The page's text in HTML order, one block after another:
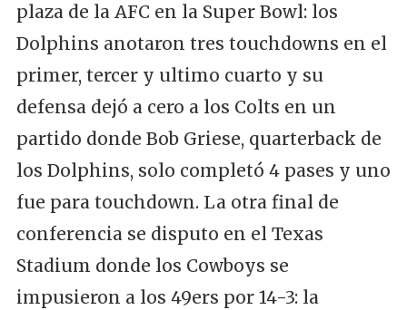
plaza de la AFC en la Super Bowl: los
Dolphins anotaron tres touchdowns en el
primer, tercer y ultimo cuarto y su
defensa dejó a cero a los Colts en un
partido donde Bob Griese, quarterback de
los Dolphins, solo completó 4 pases y uno
fue para touchdown. La otra final de
conferencia se disputo en el Texas
Stadium donde los Cowboys se
impusieron a los 49ers por 14-3: la